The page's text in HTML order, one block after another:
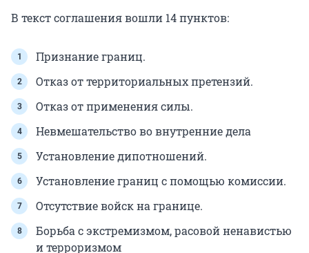
В текст соглашения вошли 14 пунктов:
Признание границ.
Отказ от территориальных претензий.
Отказ от применения силы.
Невмешательство во внутренние дела
Установление дипотношений.
Установление границ с помощью комиссии.
Отсутствие войск на границе.
Борьба с экстремизмом, расовой ненавистью
и терроризмом